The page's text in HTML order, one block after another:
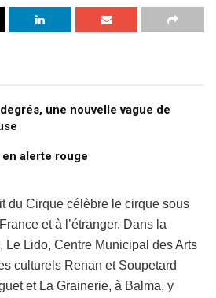
une nouvelle vague de
en alerte rouge
du Cirque célèbre le cirque sous
et à l’étranger. Dans la
Le Lido, Centre Municipal des Arts
culturels Renan et Soupetard
et La Grainerie, à Balma, y